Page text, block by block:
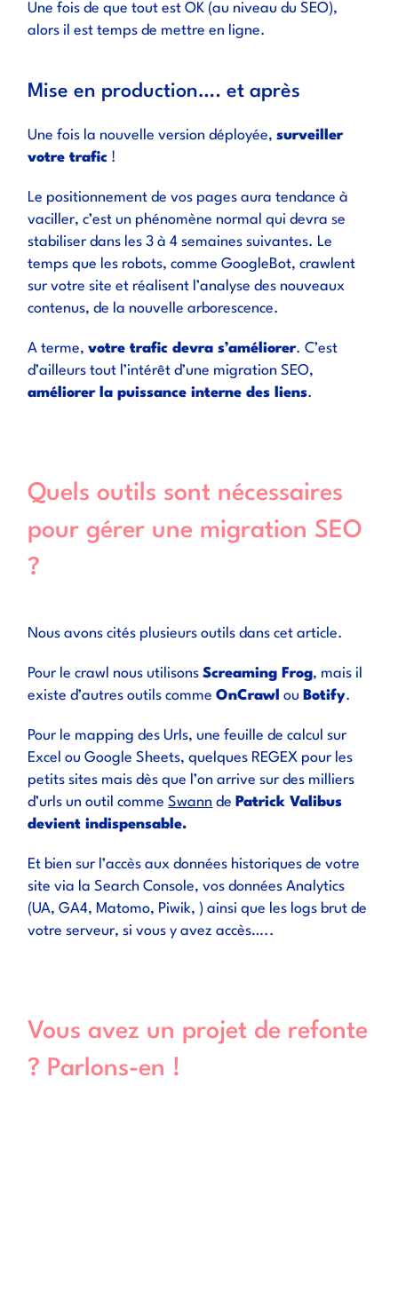
Une fois de que tout est OK (au niveau du SEO),
alors il est temps de mettre en ligne.
Mise en production…. et après
Une fois la nouvelle version déployée,surveiller
votre trafic !
Le positionnement de vos pages aura tendance à
vaciller, c’est un phénomène normal qui devra se
stabiliser dans les 3 à 4 semaines suivantes. Le
temps que les robots, comme GoogleBot, crawlent
sur votre site et réalisent l’analyse des nouveaux
contenus, de la nouvelle arborescence.
A terme,votre trafic devra s’améliorer. C’est
d’ailleurs tout l’intérêt d’une migration SEO,
améliorer la puissance interne des liens.
Quels outils sont nécessaires
pour gérer une migration SEO
?
Nous avons cités plusieurs outils dans cet article.
Pour le crawl nous utilisonsScreaming Frog, mais il
existe d’autres outils commeOnCrawl ou Botify.
Pour le mapping des Urls, une feuille de calcul sur
Excel ou Google Sheets, quelques REGEX pour les
petits sites mais dès que l’on arrive sur des milliers
d’urls un outil commeSwann de Patrick Valibus
devient indispensable.
Et bien sur l’accès aux données historiques de votre
site via la Search Console, vos données Analytics
(UA, GA4, Matomo, Piwik, ) ainsi que les logs brut de
votre serveur, si vous y avez accès…..
Vous avez un projet de refonte
? Parlons-en !